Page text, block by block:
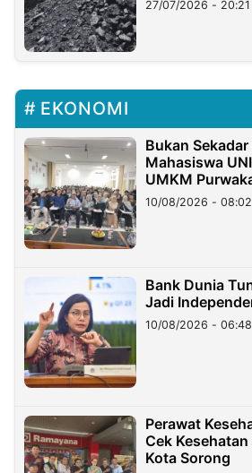
27/07/2026 - 20:21
EKONOMI
Bukan
Mahasiswa
UMKM
10/08/2026 - 08:02
Bank Dunia
Jadi
10/08/2026 - 06:48
Perawat
Cek
Kota Sorong